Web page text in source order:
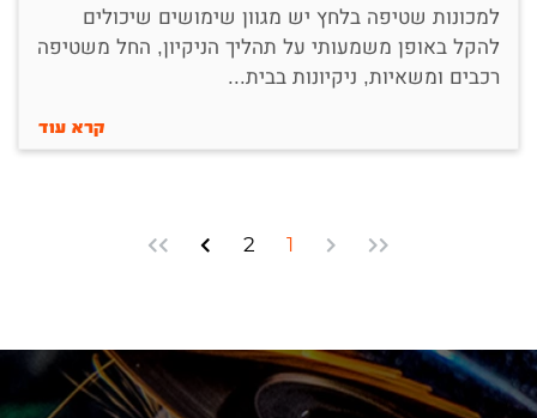
למכונות שטיפה בלחץ יש מגוון שימושים שיכולים
להקל באופן משמעותי על תהליך הניקיון, החל משטיפה
רכבים ומשאיות, ניקיונות בבית...
קרא עוד
1
2